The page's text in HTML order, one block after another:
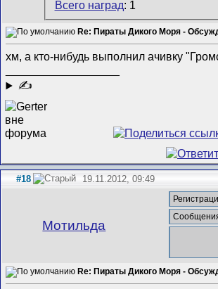
Всего наград: 1
Re: Пираты Дикого Моря -
хм, а кто-нибудь выполнил ачивку
✍
#18 19.11.2012, 09:49
Мотильда
Re: Пираты Дикого Моря -